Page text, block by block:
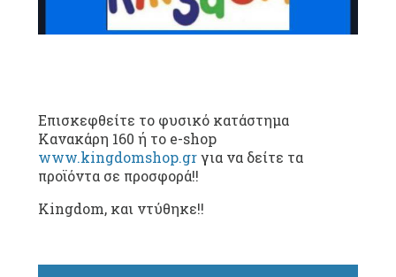
Επισκεφθείτε το φυσικό κατάστημα
Κανακάρη 160 ή το e-shop
www.kingdomshop.grγια να δείτε τα
προϊόντα σε προσφορά!!
Kingdom, και ντύθηκε!!